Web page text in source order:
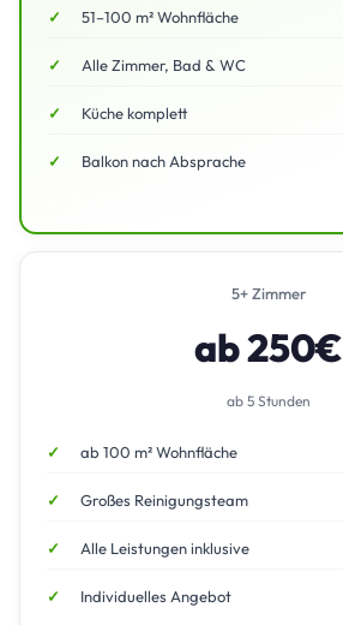
51–100 m² Wohnfläche
Alle Zimmer, Bad & WC
Küche komplett
Balkon nach Absprache
5+ Zimmer
ab 250€
ab 5 Stunden
ab 100 m² Wohnfläche
Großes Reinigungsteam
Alle Leistungen inklusive
Individuelles Angebot